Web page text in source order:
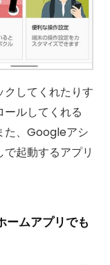
してくれたりす
ルしてくれる
た、Googleアシ
起動するアプリ
ムアプリでも